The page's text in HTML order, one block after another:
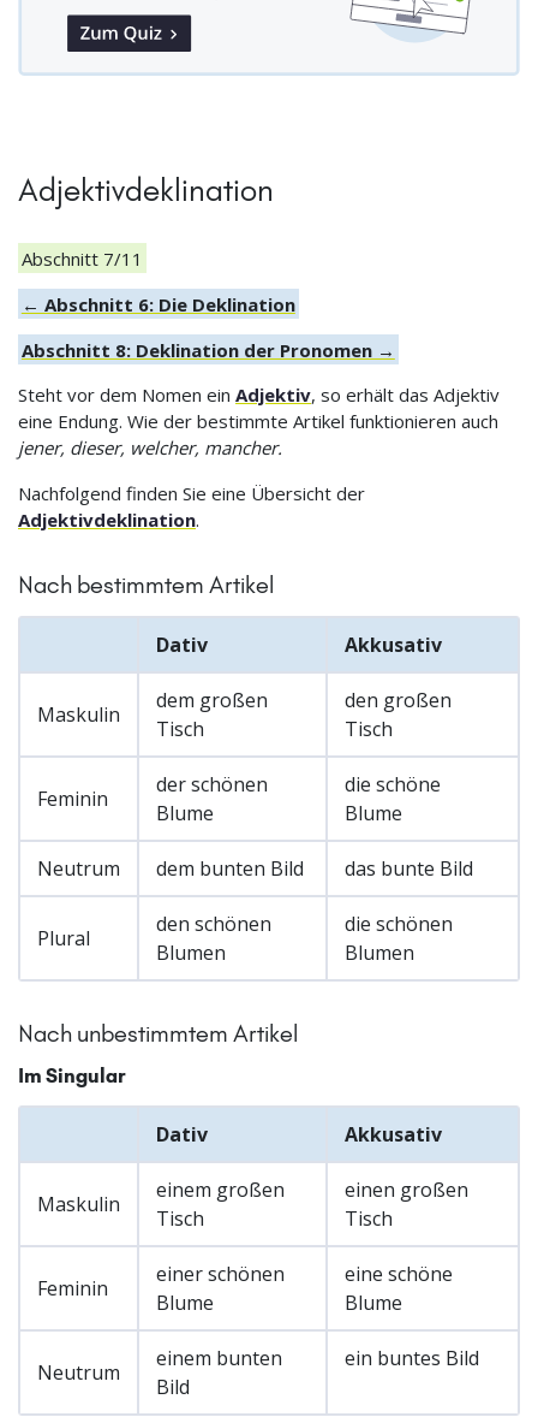
Adjektivdeklination
Abschnitt 7/11
← Abschnitt 6: Die Deklination
Abschnitt 8: Deklination der Pronomen →
Steht vor dem Nomen ein Adjektiv, so erhält das Adjektiv
eine Endung. Wie der bestimmte Artikel funktionieren auch
jener, dieser, welcher, mancher.
Nachfolgend finden Sie eine Übersicht der
Adjektivdeklination.
Nach bestimmtem Artikel
Dativ Akkusativ
Maskulin
dem großen
Tisch
den großen
Tisch
Feminin
der schönen
Blume
die schöne
Blume
Neutrum dem bunten Bild das bunte Bild
Plural
den schönen
Blumen
die schönen
Blumen
Nach unbestimmtem Artikel
Im Singular
Dativ Akkusativ
Maskulin
einem großen
Tisch
einen großen
Tisch
Feminin
einer schönen
Blume
eine schöne
Blume
Neutrum
einem bunten
Bild
ein buntes Bild